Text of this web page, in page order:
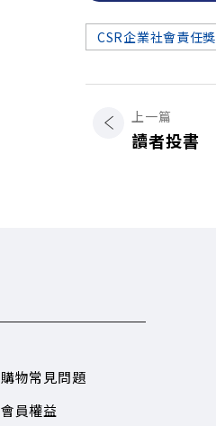
CSR企業社會責任獎
上一篇
讀者投書
購物常見問題
會員權益